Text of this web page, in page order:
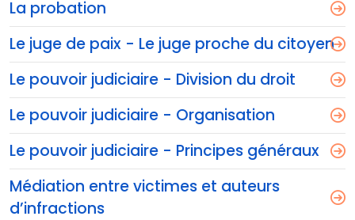
La probation
Le juge de paix - Le juge proche du citoyen
Le pouvoir judiciaire - Division du droit
Le pouvoir judiciaire - Organisation
Le pouvoir judiciaire - Principes généraux
Médiation entre victimes et auteurs
d’infractions